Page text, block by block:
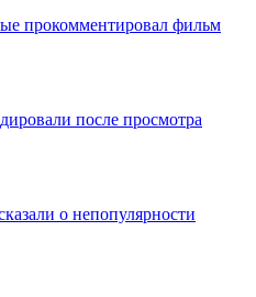
прокомментировал фильм
после просмотра
о непопулярности